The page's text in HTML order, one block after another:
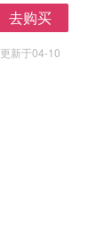
去购买
更新于04-10